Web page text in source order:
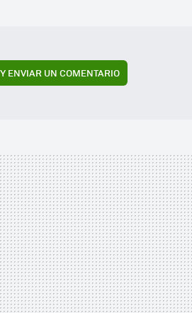
ENVIAR UN COMENTARIO